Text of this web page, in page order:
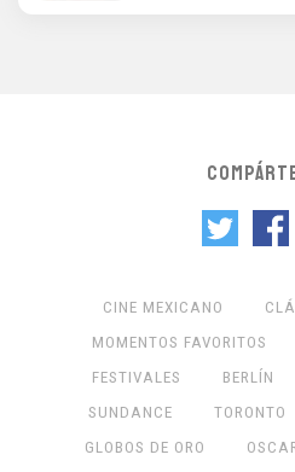
CINE MEXICANO
MOMENTOS FAVORITOS
FESTIVALES
BERLÍN
SUNDANCE
TORONTO
GLOBOS DE ORO